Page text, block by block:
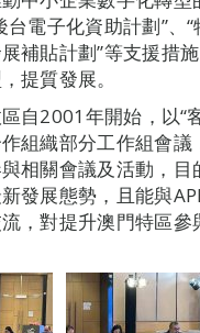
台電子化資助計劃”、
補貼計劃”等支援措
提質發展。
自2001年開始，以“
組織部分工作組會議
相關會議及活動，目
發展態勢，且能與
，對提升澳門特區參